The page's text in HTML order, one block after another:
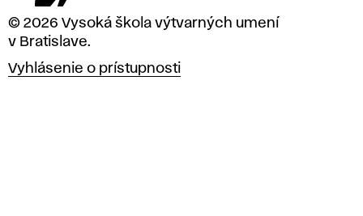
© 2026 Vysoká škola výtvarných umení
v Bratislave.
Vyhlásenie o prístupnosti